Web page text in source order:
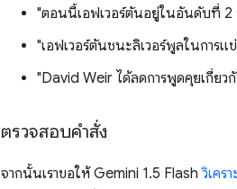
"ตอนนี้เอฟเวอร์ตันอยู่ในอันดับที่ 2
"เอฟเวอร์ตันชนะลิเวอร์พูลในการแ
"David Weir ได้ลดการพูดคุยเกี่ย
ตรวจสอบคำสั่ง
จากนั้นเราขอให้ Gemini 1.5 Flashวิเคร